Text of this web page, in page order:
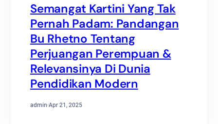
Semangat Kartini Yang Tak
Pernah Padam: Pandangan
Bu Rhetno Tentang
Perjuangan Perempuan &
Relevansinya Di Dunia
Pendidikan Modern
admin·Apr 21, 2025